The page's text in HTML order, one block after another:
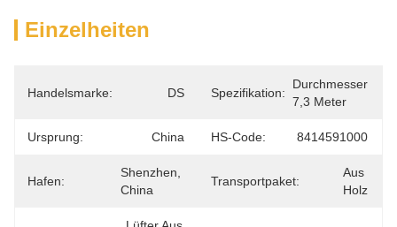
Einzelheiten
Handelsmarke: DS Spezifikation:
Durchmesser
7,3 Meter
Ursprung: China HS-Code: 8414591000
Hafen:
Shenzhen,
China
Transportpaket:
Aus
Holz